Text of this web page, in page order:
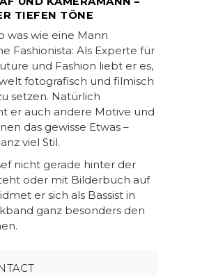
TIEFEN TÖNE
was wie eine Mann
Fashionista: Als Experte für
und Fashion liebt er es,
fotografisch und filmisch
setzen. Natürlich
er auch andere Motive und
das gewisse Etwas –
viel Stil.
nicht gerade hinter der
oder mit Bilderbuch auf
er sich als Bassist in
ganz besonders den